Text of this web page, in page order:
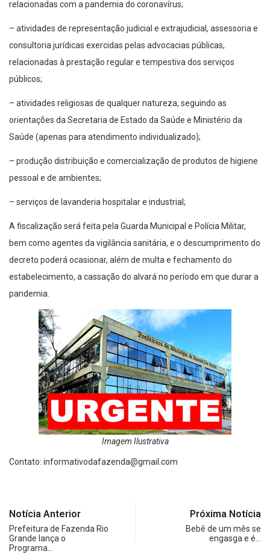
relacionadas com a pandemia do coronavírus;
– atividades de representação judicial e extrajudicial, assessoria e
consultoria jurídicas exercidas pelas advocacias públicas,
relacionadas à prestação regular e tempestiva dos serviços
públicos;
– atividades religiosas de qualquer natureza, seguindo as
orientações da Secretaria de Estado da Saúde e Ministério da
Saúde (apenas para atendimento individualizado);
– produção distribuição e comercialização de produtos de higiene
pessoal e de ambientes;
– serviços de lavanderia hospitalar e industrial;
A fiscalização será feita pela Guarda Municipal e Polícia Militar,
bem como agentes da vigilância sanitária, e o descumprimento do
decreto poderá ocasionar, além de multa e fechamento do
estabelecimento, a cassação do alvará no período em que durar a
pandemia.
Imagem Ilustrativa
Contato: informativodafazenda@gmail.com
Notícia Anterior
Prefeitura de Fazenda Rio
Grande lança o
Programa…
Próxima Notícia
Bebê de um mês se
engasga e é…